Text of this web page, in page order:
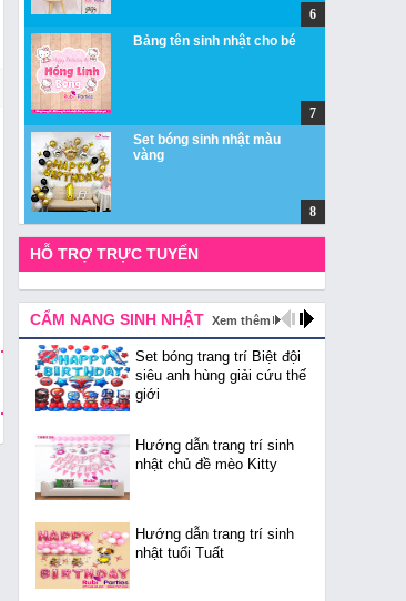
Bảng tên sinh nhật cho bé
Set bóng sinh nhật màu
vàng
HỖ TRỢ TRỰC TUYẾN
CẨM NANG SINH NHẬT Xem thêm
Set bóng trang trí Biệt đội
siêu anh hùng giải cứu thế
giới
Hướng dẫn trang trí sinh
nhật chủ đề mèo Kitty
Hướng dẫn trang trí sinh
nhật tuổi Tuất